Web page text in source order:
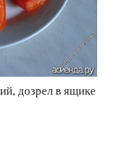
дозрел в ящике